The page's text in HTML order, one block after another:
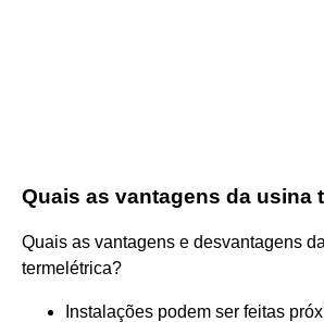
Quais as vantagens da usina
Quais as vantagens e desvantagens
termelétrica?
Instalações podem ser feitas